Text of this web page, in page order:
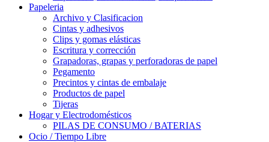
Papeleria
Archivo y Clasificacion
Cintas y adhesivos
Clips y gomas elásticas
Escritura y corrección
Grapadoras, grapas y perforadoras de papel
Pegamento
Precintos y cintas de embalaje
Productos de papel
Tijeras
Hogar y Electrodomésticos
PILAS DE CONSUMO / BATERIAS
Ocio / Tiempo Libre